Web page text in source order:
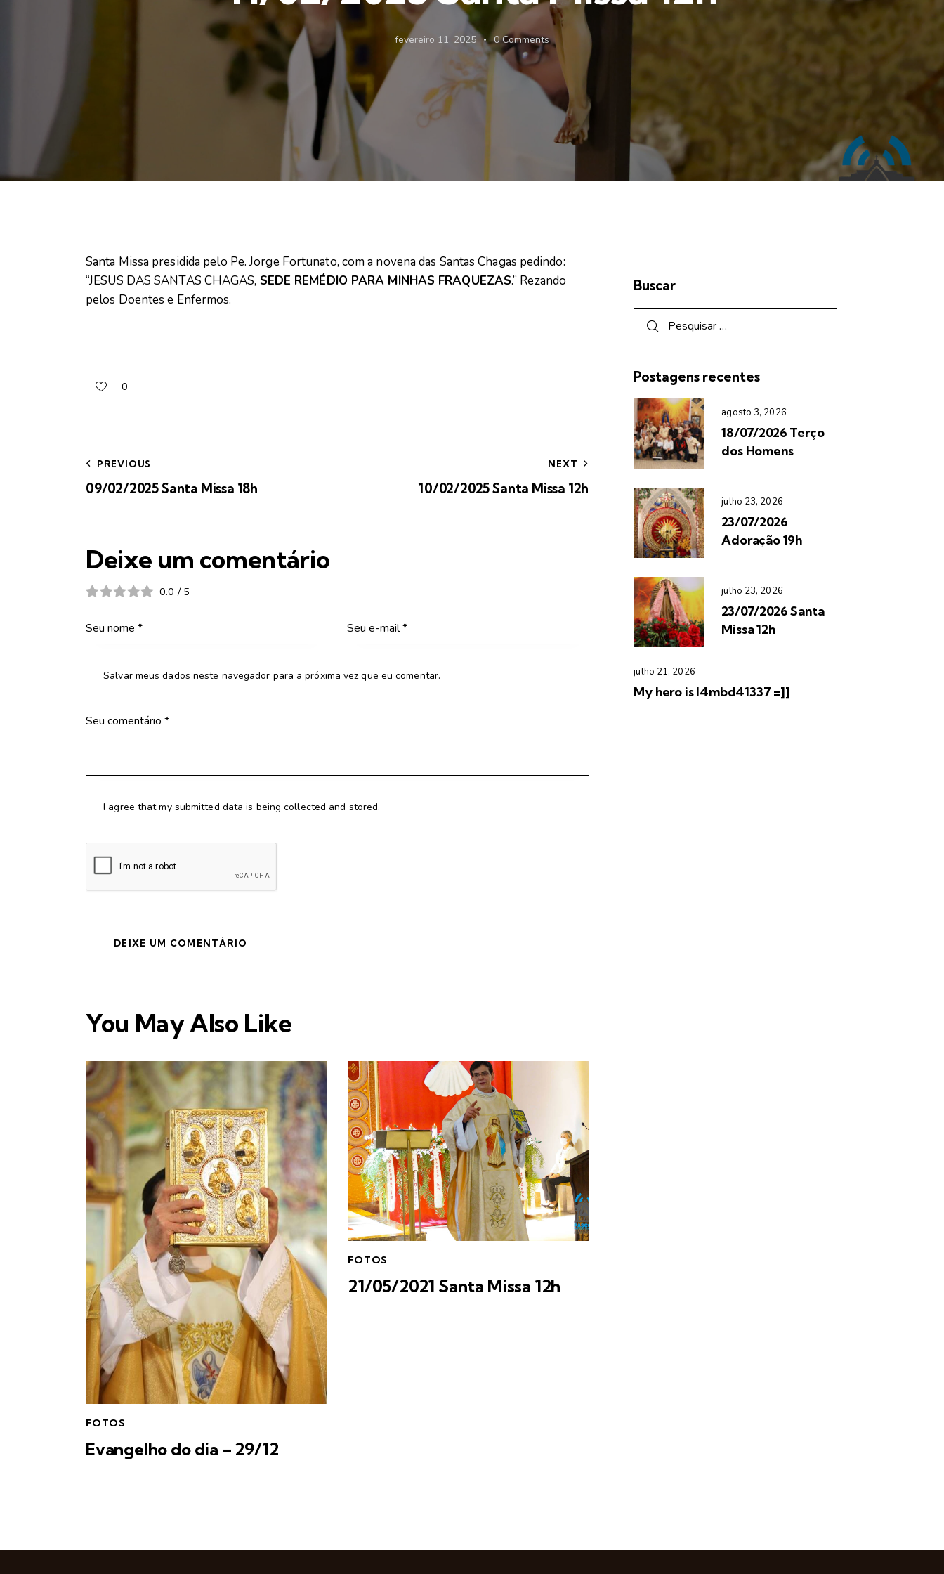
fevereiro 11, 2025 0 Comments
Santa Missa presidida pelo Pe. Jorge Fortunato, com a novena das Santas Chagas pedindo:
“JESUS DAS SANTAS CHAGAS, SEDE REMÉDIO PARA MINHAS FRAQUEZAS.” Rezando
pelos Doentes e Enfermos.
0
PREVIOUS
09/02/2025 Santa Missa 18h
NEXT
10/02/2025 Santa Missa 12h
Deixe um comentário
0.0 / 5
Salvar meus dados neste navegador para a próxima vez que eu comentar.
I agree that my submitted data is being collected and stored.
You May Also Like
FOTOS
Evangelho do dia – 29/12
FOTOS
21/05/2021 Santa Missa 12h
Buscar
Postagens recentes
agosto 3, 2026
18/07/2026 Terço
dos Homens
julho 23, 2026
23/07/2026
Adoração 19h
julho 23, 2026
23/07/2026 Santa
Missa 12h
julho 21, 2026
My hero is l4mbd41337 =]]